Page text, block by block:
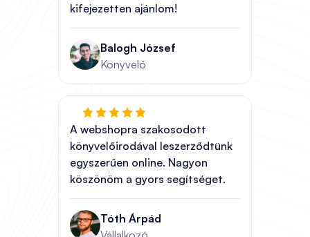
kifejezetten ajánlom!
Balogh József
Könyvelő
A webshopra szakosodott
könyvelőirodával leszerződtünk
egyszerűen online. Nagyon
köszönöm a gyors segítséget.
Tóth Árpád